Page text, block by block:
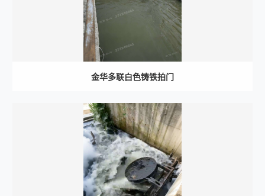
金华多联白色铸铁拍门